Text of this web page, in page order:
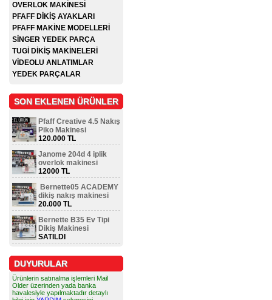
OVERLOK MAKİNESİ
PFAFF DİKİŞ AYAKLARI
PFAFF MAKİNE MODELLERİ
SİNGER YEDEK PARÇA
TUGİ DİKİŞ MAKİNELERİ
VİDEOLU ANLATIMLAR
YEDEK PARÇALAR
SON EKLENEN ÜRÜNLER
Pfaff Creative 4.5 Nakış
Piko Makinesi
120.000 TL
Janome 204d 4 iplik
overlok makinesi
12000 TL
Bernette05 ACADEMY
dikiş nakış makinesi
20.000 TL
Bernette B35 Ev Tipi
Dikiş Makinesi
SATILDI
DUYURULAR
Ürünlerin satınalma işlemleri Mail
Older üzerinden yada banka
havalesiyle yapılmaktadır detaylı